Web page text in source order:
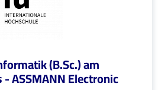
(B.Sc.) am
ASSMANN Electronic